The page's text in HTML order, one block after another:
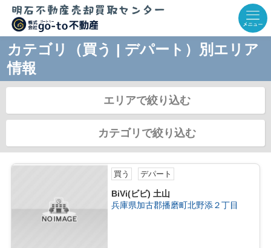
カテゴリ（買う | デパート）別エリア
情報
エリアで絞り込む
カテゴリで絞り込む
買う デパート
BiVi(ビビ) 土山
兵庫県加古郡播磨町北野添２丁目